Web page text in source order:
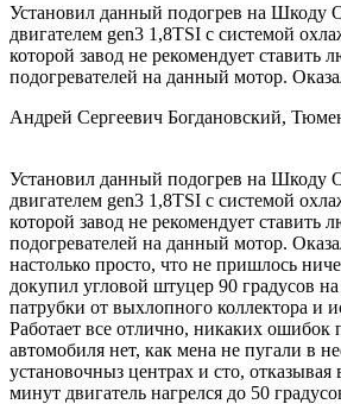
Установил данный подогрев на Шкоду
двигателем gen3 1,8TSI с системой
которой завод не рекомендует ставить
подогревателей на данный мотор.
Андрей Сергеевич Богдановский,
Установил данный подогрев на Шкоду
двигателем gen3 1,8TSI с системой
которой завод не рекомендует ставить
подогревателей на данный мотор.
настолько просто, что не пришлось
докупил угловой штуцер 90 градусов
патрубки от выхлопного коллектора и
Работает все отлично, никаких ошибок
автомобиля нет, как мена не пугали в
установочныз центрах и сто, отказывая
минут двигатель нагрелся до 50